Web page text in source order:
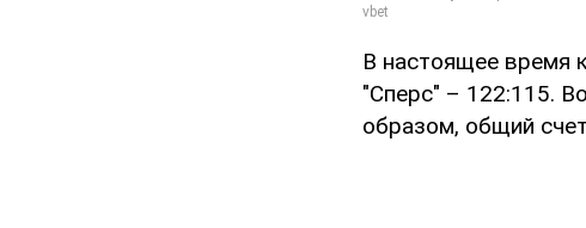
В настоящее время
"Сперс" – 122:115.
образом, общий